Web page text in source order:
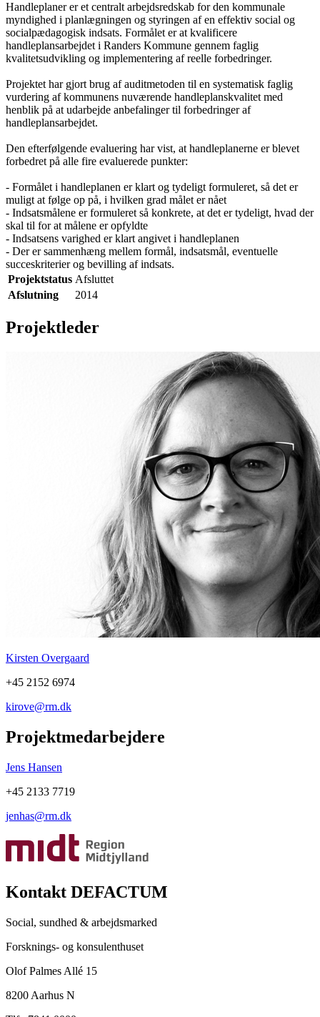
Handleplaner er et centralt arbejdsredskab for den kommunale
myndighed i planlægningen og styringen af en effektiv social og
socialpædagogisk indsats. Formålet er at kvalificere
handleplansarbejdet i Randers Kommune gennem faglig
kvalitetsudvikling og implementering af reelle forbedringer.
Projektet har gjort brug af auditmetoden til en systematisk faglig
vurdering af kommunens nuværende handleplanskvalitet med
henblik på at udarbejde anbefalinger til forbedringer af
handleplansarbejdet.
Den efterfølgende evaluering har vist, at handleplanerne er blevet
forbedret på alle fire evaluerede punkter:
- Formålet i handleplanen er klart og tydeligt formuleret, så det er
muligt at følge op på, i hvilken grad målet er nået
- Indsatsmålene er formuleret så konkrete, at det er tydeligt, hvad der
skal til for at målene er opfyldte
- Indsatsens varighed er klart angivet i handleplanen
- Der er sammenhæng mellem formål, indsatsmål, eventuelle
succeskriterier og bevilling af indsats.
Projektstatus Afsluttet
Afslutning
2014
Projektleder
Kirsten Overgaard
+45 2152 6974
kirove@rm.dk
Projektmedarbejdere
Jens Hansen
+45 2133 7719
jenhas@rm.dk
Kontakt DEFACTUM
Social, sundhed & arbejdsmarked
Forsknings- og konsulenthuset
Olof Palmes Allé 15
8200 Aarhus N